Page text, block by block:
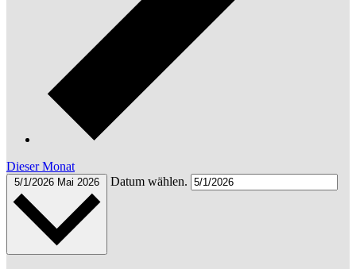
Dieser Monat
5/1/2026 Mai 2026 Datum wählen.